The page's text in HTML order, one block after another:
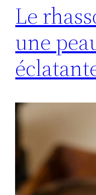
Le
une